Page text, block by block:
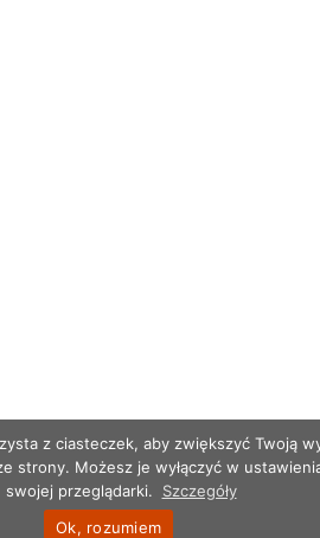
z ciasteczek, aby zwiększyć Twoją
strony. Możesz je wyłączyć w
swojej przeglądarki.
Szczegóły
Ok, rozumiem